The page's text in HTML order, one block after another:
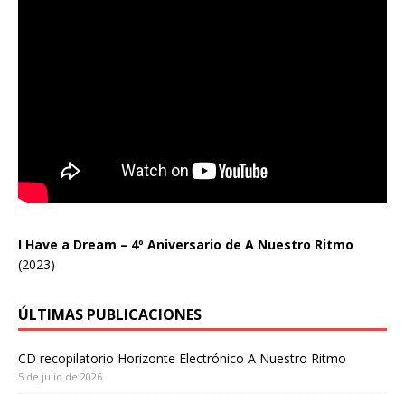
I Have a Dream – 4º Aniversario de A Nuestro Ritmo
(2023)
ÚLTIMAS PUBLICACIONES
CD recopilatorio Horizonte Electrónico A Nuestro Ritmo
5 de julio de 2026